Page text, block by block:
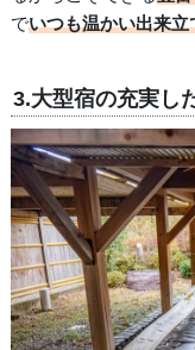
でいつも温かい出来立
3.大型宿の充実し